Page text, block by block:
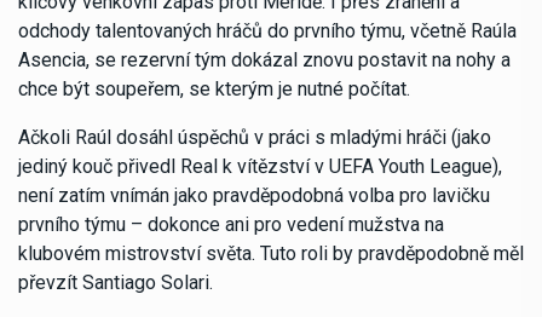
odchody talentovaných hráčů do prvního týmu, včetně Raúla
Asencia, se rezervní tým dokázal znovu postavit na nohy a
chce být soupeřem, se kterým je nutné počítat.
Ačkoli Raúl dosáhl úspěchů v práci s mladými hráči (jako
jediný kouč přivedl Real k vítězství v UEFA Youth League),
není zatím vnímán jako pravděpodobná volba pro lavičku
prvního týmu – dokonce ani pro vedení mužstva na
klubovém mistrovství světa. Tuto roli by pravděpodobně měl
převzít Santiago Solari.